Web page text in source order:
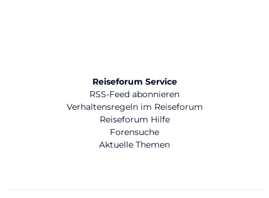
Reiseforum Service
RSS-Feed abonnieren
Verhaltensregeln im Reiseforum
Reiseforum Hilfe
Forensuche
Aktuelle Themen